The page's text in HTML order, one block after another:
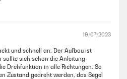
19/07/2023
und schnell an. Der Aufbau ist
sich schon die Anleitung
Drehfunktion in alle Richtungen. So
Zustand gedreht werden, das Segel